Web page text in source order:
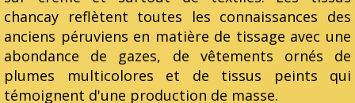
chancay reflètent toutes les connaissances des
anciens péruviens en matière de tissage avec une
abondance de gazes, de vêtements ornés de
plumes multicolores et de tissus peints qui
témoignent d'une production de masse.